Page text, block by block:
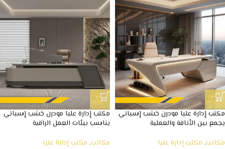
مكتب إدارة عليا مودرن خشب إسباني
يجمع بين الأناقة والعملية
مكاتب, مكتب إدارة عليا
مكتب إدارة عليا مودرن خشب إسباني
يناسب بيئات العمل الراقية
مكاتب, مكتب إدارة عليا